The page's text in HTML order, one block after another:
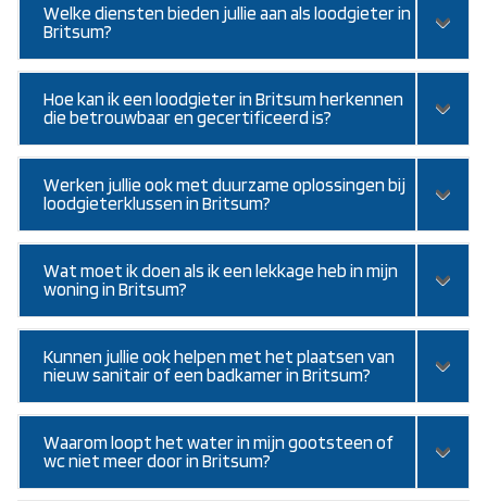
Welke diensten bieden jullie aan als loodgieter in
Britsum?
Hoe kan ik een loodgieter in Britsum herkennen
die betrouwbaar en gecertificeerd is?
Werken jullie ook met duurzame oplossingen bij
loodgieterklussen in Britsum?
Wat moet ik doen als ik een lekkage heb in mijn
woning in Britsum?
Kunnen jullie ook helpen met het plaatsen van
nieuw sanitair of een badkamer in Britsum?
Waarom loopt het water in mijn gootsteen of
wc niet meer door in Britsum?